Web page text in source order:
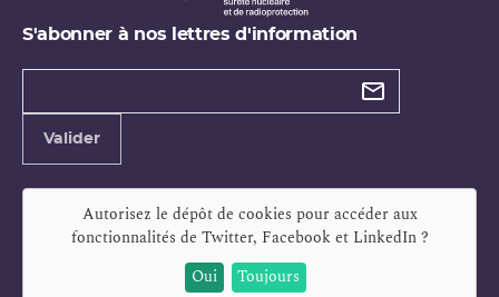
S'abonner à nos lettres d'information
Types de
mail
Valider
Autorisez le dépôt de cookies pour accéder aux
fonctionnalités de Twitter, Facebook et LinkedIn?
Oui
Toujours